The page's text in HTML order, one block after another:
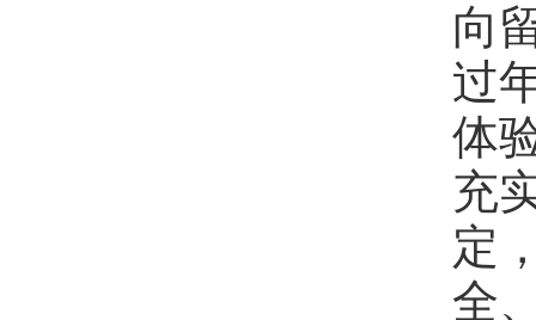
向
过
体
充
定
全